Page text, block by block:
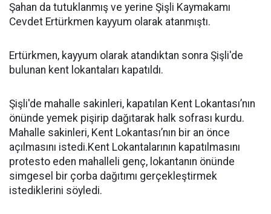
Şahan da tutuklanmış ve yerine Şişli Kaymakamı
Cevdet Ertürkmen kayyum olarak atanmıştı.
Ertürkmen, kayyum olarak atandıktan sonra Şişli'de
bulunan kent lokantaları kapatıldı.
Şişli'de mahalle sakinleri, kapatılan Kent Lokantası’nın
önünde yemek pişirip dağıtarak halk sofrası kurdu.
Mahalle sakinleri, Kent Lokantası’nın bir an önce
açılmasını istedi.Kent Lokantalarının kapatılmasını
protesto eden mahalleli genç, lokantanın önünde
simgesel bir çorba dağıtımı gerçekleştirmek
istediklerini söyledi.